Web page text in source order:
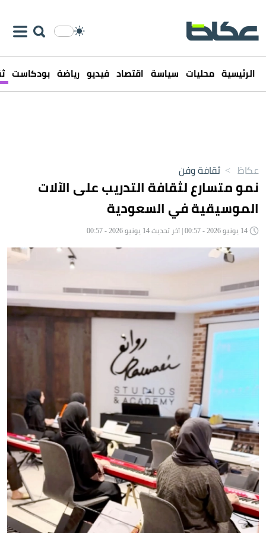
الرئيسية محليات سياسة اقتصاد فيديو رياضة بودكاست
عكاظ > ثقافة وفن
نمو متسارع لثقافة التدريب على الآلات
الموسيقية في السعودية